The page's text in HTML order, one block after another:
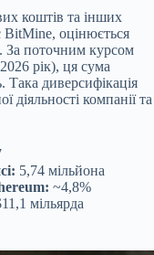
коштів та інших
BitMine, оцінюється
За поточним курсом
рік), ця сума
Така диверсифікація
діяльності компанії та
5,74 мільйона
~4,8%
мільярда